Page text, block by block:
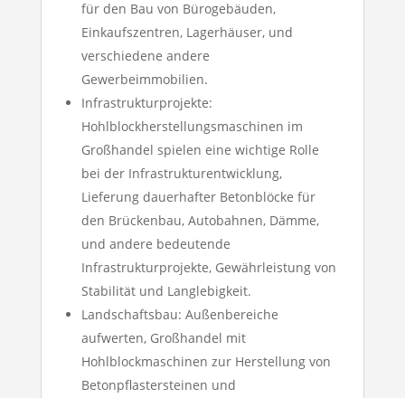
für den Bau von Bürogebäuden,
Einkaufszentren, Lagerhäuser, und
verschiedene andere
Gewerbeimmobilien.
Infrastrukturprojekte:
Hohlblockherstellungsmaschinen im
Großhandel spielen eine wichtige Rolle
bei der Infrastrukturentwicklung,
Lieferung dauerhafter Betonblöcke für
den Brückenbau, Autobahnen, Dämme,
und andere bedeutende
Infrastrukturprojekte, Gewährleistung von
Stabilität und Langlebigkeit.
Landschaftsbau: Außenbereiche
aufwerten, Großhandel mit
Hohlblockmaschinen zur Herstellung von
Betonpflastersteinen und